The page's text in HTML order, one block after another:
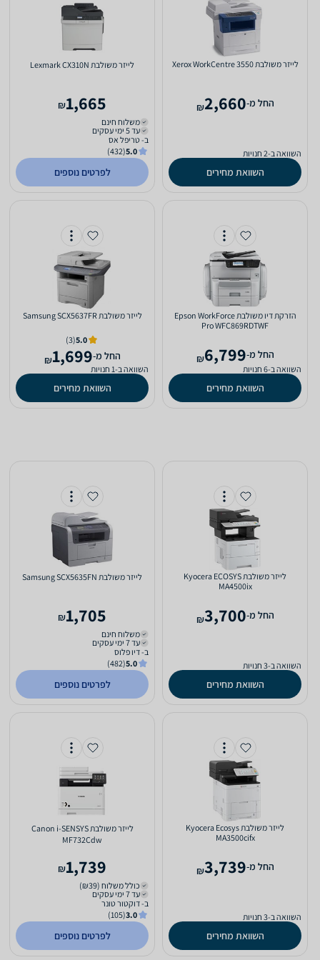
‏לייזר ‏משולבת Xerox WorkCentre 3550
‫החל מ-2,660
₪
השוואה ב-2 חנויות
השוואת מחירים
‏לייזר ‏משולבת Lexmark CX310N
1,665
₪
משלוח חינם
עד 5 ימי עסקים
ב- טריפל אס
5.0
(432)
לפרטים נוספים
‏הזרקת דיו ‏משולבת Epson WorkForce
Pro WFC869RDTWF
‫החל מ-6,799
₪
השוואה ב-6 חנויות
השוואת מחירים
‏לייזר ‏משולבת Samsung SCX5637FR
5.0
(3)
‫החל מ-1,699
₪
השוואה ב-1 חנויות
השוואת מחירים
‏לייזר ‏משולבת Kyocera ECOSYS
MA4500ix
‫החל מ-3,700
₪
השוואה ב-3 חנויות
השוואת מחירים
‏לייזר ‏משולבת Samsung SCX5635FN
1,705
₪
משלוח חינם
עד 7 ימי עסקים
ב- דיו פלוס
5.0
(482)
לפרטים נוספים
‏לייזר ‏משולבת Kyocera Ecosys
MA3500cifx
‫החל מ-3,739
₪
השוואה ב-3 חנויות
השוואת מחירים
‏לייזר ‏משולבת Canon i-SENSYS
MF732Cdw
1,739
₪
כולל משלוח (₪39)
עד 7 ימי עסקים
ב- דוקטור טונר
3.0
(105)
לפרטים נוספים